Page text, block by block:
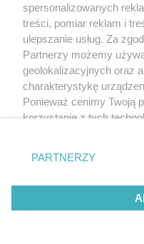
spersonalizowanych
treści, pomiar reklam i
ulepszanie usług. Za
Partnerzy możemy
geolokalizacyjnych oraz
charakterystykę
Ponieważ cenimy Twoją
korzystanie z tych
zmienić/wycofać klikając
znajdujący się w lewym
rodzaje przetwarzania
użytkownika, ale masz
przetwarzaniu.
PARTNERZY